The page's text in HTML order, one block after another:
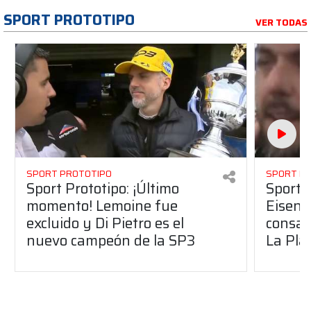
SPORT PROTOTIPO VER TODAS
SPORT PROTOTIPO
Sport Prototipo: ¡Último
momento! Lemoine fue
excluido y Di Pietro es el
nuevo campeón de la SP3
SPORT
Sport
La